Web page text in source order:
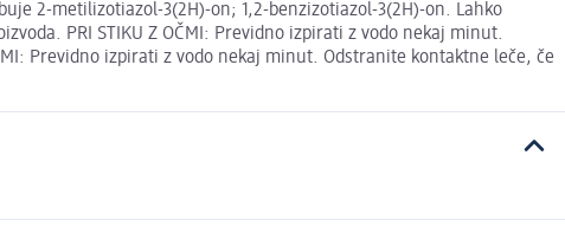
2-metilizotiazol-3(2H)-on; 1,2-benzizotiazol-3(2H)-on. Lahko
PRI STIKU Z OČMI: Previdno izpirati z vodo nekaj minut.
Previdno izpirati z vodo nekaj minut. Odstranite kontaktne leče, če